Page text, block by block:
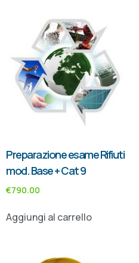
Preparazione esame Rifiuti
mod. Base + Cat 9
€790.00
Aggiungi al carrello